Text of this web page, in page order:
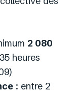
2 080
heures
: entre 2